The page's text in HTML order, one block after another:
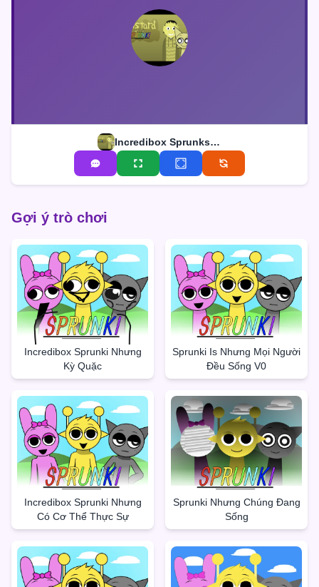
Incredibox Sprunkstard Nếu Sprunki Ở Trong Mù Tạt
Gợi ý trò chơi
Incredibox Sprunki Nhưng
Kỳ Quặc
Sprunki Is Nhưng Mọi Người
Đều Sống V0
Incredibox Sprunki Nhưng
Có Cơ Thể Thực Sự
Sprunki Nhưng Chúng Đang
Sống